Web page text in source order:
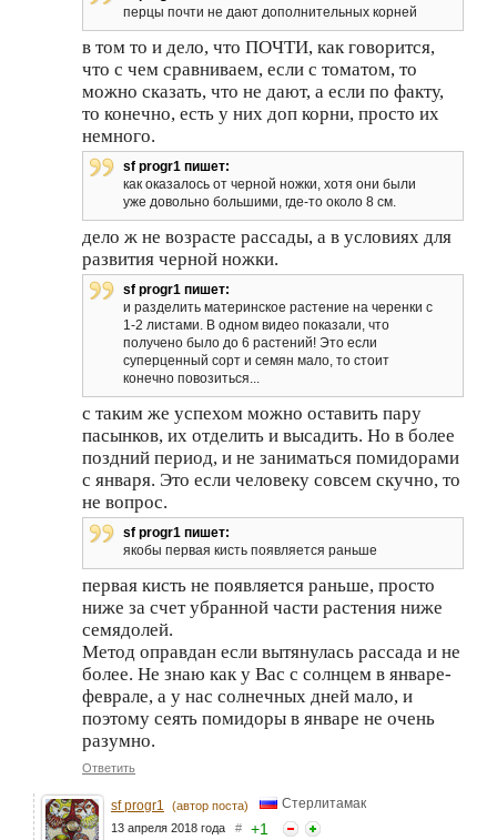
перцы почти не дают дополнительных корней
в том то и дело, что ПОЧТИ, как говорится,
что с чем сравниваем, если с томатом, то
можно сказать, что не дают, а если по факту,
то конечно, есть у них доп корни, просто их
немного.
sf progr1 пишет:
как оказалось от черной ножки, хотя они были
уже довольно большими, где-то около 8 см.
дело ж не возрасте рассады, а в условиях для
развития черной ножки.
sf progr1 пишет:
и разделить материнское растение на черенки с
1-2 листами. В одном видео показали, что
получено было до 6 растений! Это если
суперценный сорт и семян мало, то стоит
конечно повозиться...
с таким же успехом можно оставить пару
пасынков, их отделить и высадить. Но в более
поздний период, и не заниматься помидорами
с января. Это если человеку совсем скучно, то
не вопрос.
sf progr1 пишет:
якобы первая кисть появляется раньше
первая кисть не появляется раньше, просто
ниже за счет убранной части растения ниже
семядолей.
Метод оправдан если вытянулась рассада и не
более. Не знаю как у Вас с солнцем в январе-
феврале, а у нас солнечных дней мало, и
поэтому сеять помидоры в январе не очень
разумно.
Ответить
sf progr1 (автор поста) Стерлитамак
13 апреля 2018 года # +1